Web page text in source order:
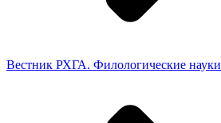
Вестник РХГА. Филологические науки